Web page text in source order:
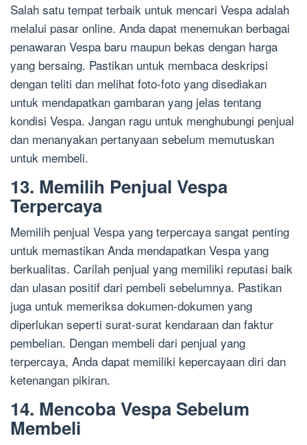
Salah satu tempat terbaik untuk mencari Vespa adalah
melalui pasar online. Anda dapat menemukan berbagai
penawaran Vespa baru maupun bekas dengan harga
yang bersaing. Pastikan untuk membaca deskripsi
dengan teliti dan melihat foto-foto yang disediakan
untuk mendapatkan gambaran yang jelas tentang
kondisi Vespa. Jangan ragu untuk menghubungi penjual
dan menanyakan pertanyaan sebelum memutuskan
untuk membeli.
13. Memilih Penjual Vespa
Terpercaya
Memilih penjual Vespa yang terpercaya sangat penting
untuk memastikan Anda mendapatkan Vespa yang
berkualitas. Carilah penjual yang memiliki reputasi baik
dan ulasan positif dari pembeli sebelumnya. Pastikan
juga untuk memeriksa dokumen-dokumen yang
diperlukan seperti surat-surat kendaraan dan faktur
pembelian. Dengan membeli dari penjual yang
terpercaya, Anda dapat memiliki kepercayaan diri dan
ketenangan pikiran.
14. Mencoba Vespa Sebelum
Membeli